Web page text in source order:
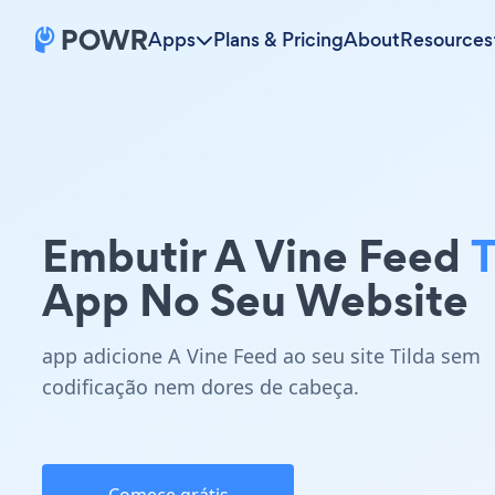
Apps Plans & PricingAboutResources
Embutir A Vine Feed
App No Seu Website
app adicione A Vine Feed ao seu site Tilda sem
codificação nem dores de cabeça.